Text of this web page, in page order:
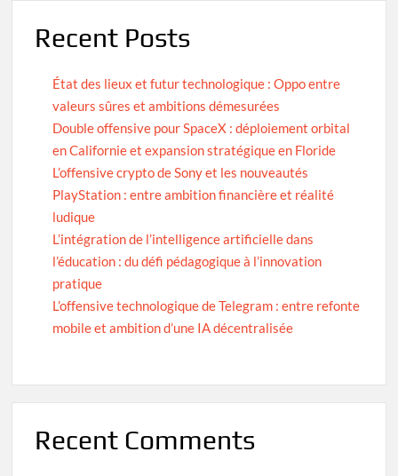
Recent Posts
État des lieux et futur technologique : Oppo entre
valeurs sûres et ambitions démesurées
Double offensive pour SpaceX : déploiement orbital
en Californie et expansion stratégique en Floride
L’offensive crypto de Sony et les nouveautés
PlayStation : entre ambition financière et réalité
ludique
L’intégration de l’intelligence artificielle dans
l’éducation : du défi pédagogique à l’innovation
pratique
L’offensive technologique de Telegram : entre refonte
mobile et ambition d’une IA décentralisée
Recent Comments